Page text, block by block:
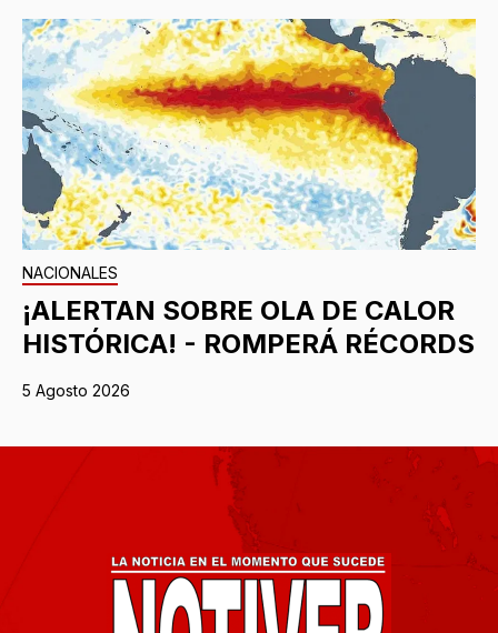
NACIONALES
¡ALERTAN SOBRE OLA DE CALOR
HISTÓRICA! - ROMPERÁ RÉCORDS
5 Agosto 2026